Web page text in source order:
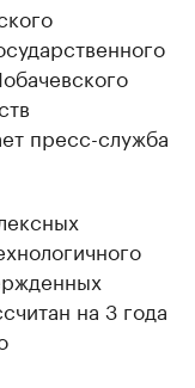
пресс-служба
на 3 года